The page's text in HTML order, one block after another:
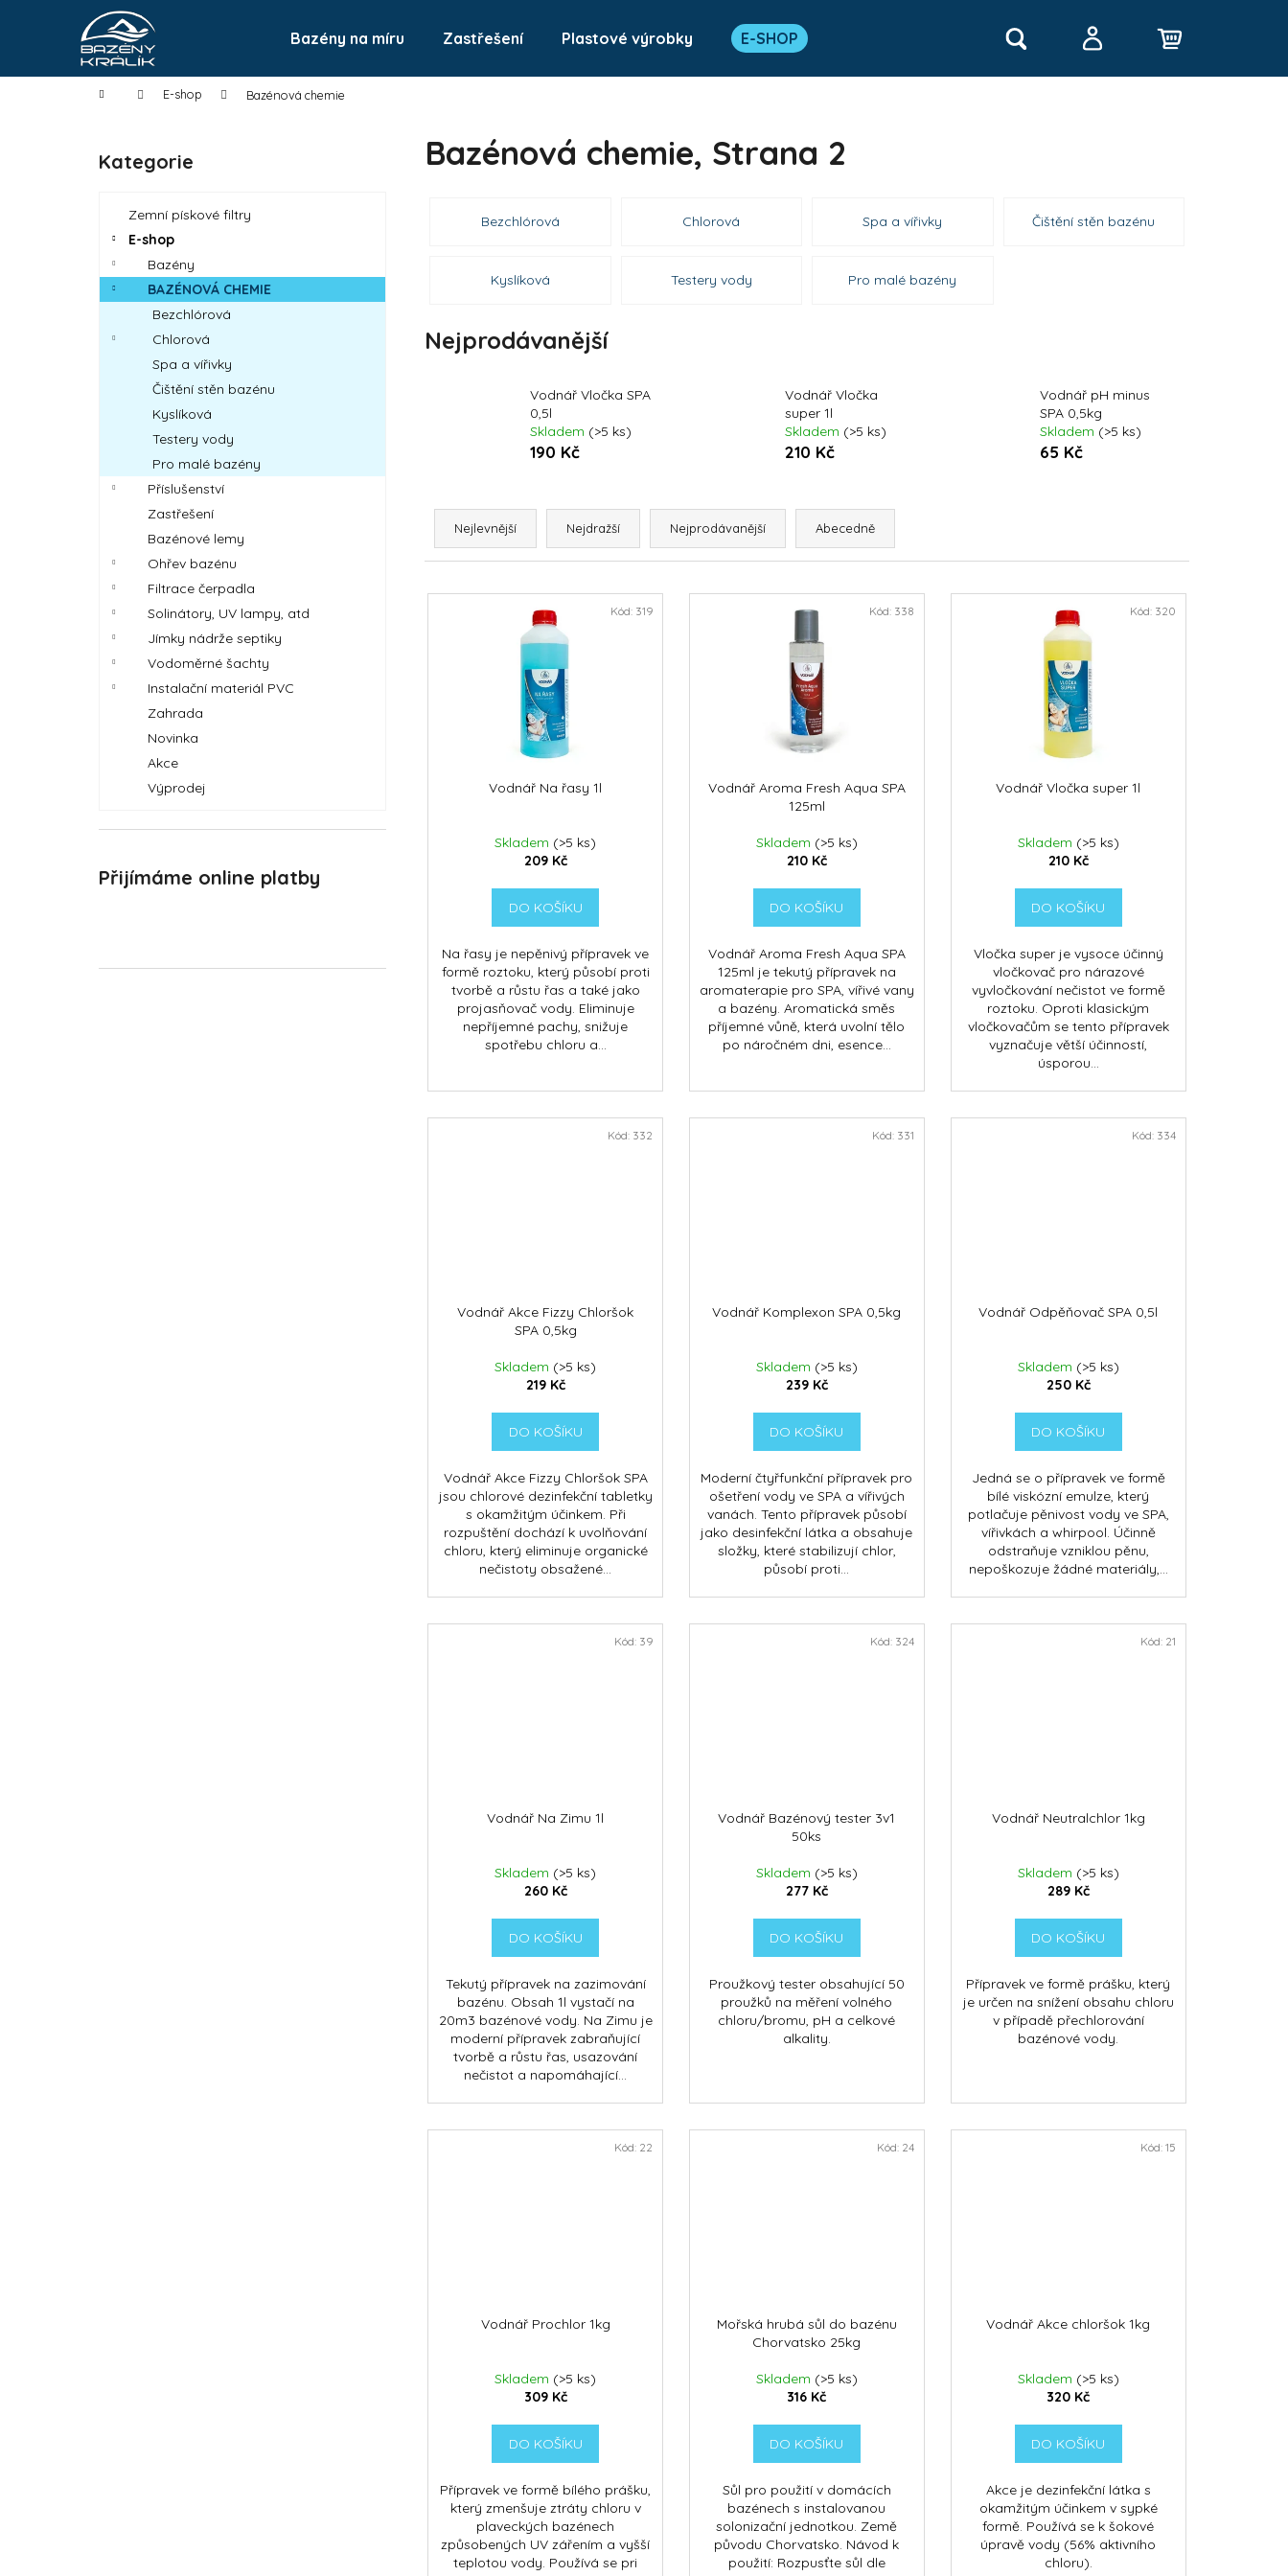
Bazény na míru Zastřešení Plastové výrobky E-SHOP
Hledat
Nákupní
Domů E-shop Bazénová chemie
Přeskočit
kategorie
Kategorie
Zemní pískové filtry
E-shop
Bazény
BAZÉNOVÁ CHEMIE
Bezchlórová
Chlorová
Spa a vířivky
Čištění stěn bazénu
Kyslíková
Testery vody
Pro malé bazény
Příslušenství
Zastřešení
Bazénové lemy
Ohřev bazénu
Filtrace čerpadla
Solinátory, UV lampy, atd
Jímky nádrže septiky
Vodoměrné šachty
Instalační materiál PVC
Zahrada
Novinka
Akce
Výprodej
Přijímáme online platby
Bazénová chemie, Strana 2
Bezchlórová Chlorová Spa a vířivky Čištění stěn bazénu
Kyslíková Testery vody Pro malé bazény
Nejprodávanější
Vodnář Vločka SPA
0,5l
Skladem (>5 ks)
190 Kč
Vodnář Vločka
super 1l
Skladem (>5 ks)
210 Kč
Vodnář pH minus
SPA 0,5kg
Skladem (>5 ks)
65 Kč
Ř
z
Nejlevnější Nejdražší Nejprodávanější Abecedně
V
Vodnář Na řasy 1l
Skladem (>5 ks)
209 Kč
DO KOŠÍKU
Na řasy je nepěnivý přípravek ve
formě roztoku, který působí proti
tvorbě a růstu řas a také jako
projasňovač vody. Eliminuje
nepříjemné pachy, snižuje
spotřebu chloru a...
Kód: 319
Vodnář Aroma Fresh Aqua SPA
125ml
Skladem (>5 ks)
210 Kč
DO KOŠÍKU
Vodnář Aroma Fresh Aqua SPA
125ml je tekutý přípravek na
aromaterapie pro SPA, vířivé vany
a bazény. Aromatická směs
příjemné vůně, která uvolní tělo
po náročném dni, esence...
Kód: 338
Vodnář Vločka super 1l
Skladem (>5 ks)
210 Kč
DO KOŠÍKU
Vločka super je vysoce účinný
vločkovač pro nárazové
vyvločkování nečistot ve formě
roztoku. Oproti klasickým
vločkovačům se tento přípravek
vyznačuje větší účinností,
úsporou...
Kód: 320
Vodnář Akce Fizzy Chloršok
SPA 0,5kg
Skladem (>5 ks)
219 Kč
DO KOŠÍKU
Vodnář Akce Fizzy Chloršok SPA
jsou chlorové dezinfekční tabletky
s okamžitým účinkem. Při
rozpuštění dochází k uvolňování
chloru, který eliminuje organické
nečistoty obsažené...
Kód: 332
Vodnář Komplexon SPA 0,5kg
Skladem (>5 ks)
239 Kč
DO KOŠÍKU
Moderní čtyřfunkční přípravek pro
ošetření vody ve SPA a vířivých
vanách. Tento přípravek působí
jako desinfekční látka a obsahuje
složky, které stabilizují chlor,
působí proti...
Kód: 331
Vodnář Odpěňovač SPA 0,5l
Skladem (>5 ks)
250 Kč
DO KOŠÍKU
Jedná se o přípravek ve formě
bílé viskózní emulze, který
potlačuje pěnivost vody ve SPA,
vířivkách a whirpool. Účinně
odstraňuje vzniklou pěnu,
nepoškozuje žádné materiály,...
Kód: 334
Vodnář Na Zimu 1l
Skladem (>5 ks)
260 Kč
DO KOŠÍKU
Tekutý přípravek na zazimování
bazénu. Obsah 1l vystačí na
20m3 bazénové vody. Na Zimu je
moderní přípravek zabraňující
tvorbě a růstu řas, usazování
nečistot a napomáhající...
Kód: 39
Vodnář Bazénový tester 3v1
50ks
Skladem (>5 ks)
277 Kč
DO KOŠÍKU
Proužkový tester obsahující 50
proužků na měření volného
chloru/bromu, pH a celkové
alkality.
Kód: 324
Vodnář Neutralchlor 1kg
Skladem (>5 ks)
289 Kč
DO KOŠÍKU
Přípravek ve formě prášku, který
je určen na snížení obsahu chloru
v případě přechlorování
bazénové vody.
Kód: 21
Vodnář Prochlor 1kg
Skladem (>5 ks)
309 Kč
DO KOŠÍKU
Přípravek ve formě bílého prášku,
který zmenšuje ztráty chloru v
plaveckých bazénech
způsobených UV zářením a vyšší
teplotou vody. Používá se pri
Kód: 22
Mořská hrubá sůl do bazénu
Chorvatsko 25kg
Skladem (>5 ks)
316 Kč
DO KOŠÍKU
Sůl pro použití v domácích
bazénech s instalovanou
solonizační jednotkou. Země
původu Chorvatsko. Návod k
použití: Rozpusťte sůl dle
Kód: 24
Vodnář Akce chloršok 1kg
Skladem (>5 ks)
320 Kč
DO KOŠÍKU
Akce je dezinfekční látka s
okamžitým účinkem v sypké
formě. Používá se k šokové
úpravě vody (56% aktivního
chloru).
Kód: 15
í
Zpět
do
do
obchodu
DOLPHIN LIBERTY 300
23 889 Kč
DOLPHIN LIBERTY 200
DOLPHIN SUPREME BIO
66 550 Kč